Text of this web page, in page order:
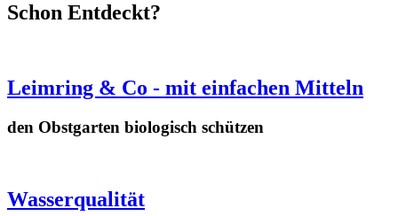
Schon Entdeckt?
Leimring & Co - mit einfachen Mitteln
den Obstgarten biologisch schützen
Wasserqualität